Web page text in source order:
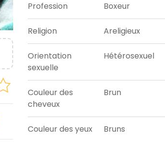
Profession Boxeur
Religion Areligieux
Orientation
sexuelle
Hétérosexuel
Couleur des
cheveux
Brun
Couleur des yeux Bruns